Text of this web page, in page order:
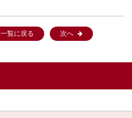
一覧に戻る 次へ